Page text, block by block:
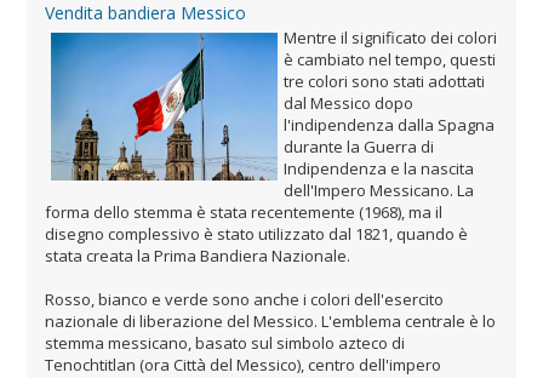
Vendita bandiera Messico
Mentre il significato dei colori
è cambiato nel tempo, questi
tre colori sono stati adottati
dal Messico dopo
l'indipendenza dalla Spagna
durante la Guerra di
Indipendenza e la nascita
dell'Impero Messicano. La
forma dello stemma è stata recentemente (1968), ma il
disegno complessivo è stato utilizzato dal 1821, quando è
stata creata la Prima Bandiera Nazionale.
Rosso, bianco e verde sono anche i colori dell'esercito
nazionale di liberazione del Messico. L'emblema centrale è lo
stemma messicano, basato sul simbolo azteco di
Tenochtitlan (ora Città del Messico), centro dell'impero